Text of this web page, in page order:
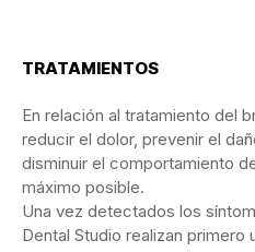
TRATAMIENTOS
En relación al tratamiento del
reducir el dolor, prevenir el
disminuir el comportamiento
máximo posible.
Una vez detectados los
Dental Studio realizan primero